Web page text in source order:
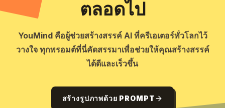
ตลอดไป
YouMind คือผู้ช่วยสร้างสรรค์ AI ที่ครีเอเตอร์ทั่วโลกไว้
วางใจ ทุกพรอมต์ที่นี่คัดสรรมาเพื่อช่วยให้คุณสร้างสรรค์
ได้ดีและเร็วขึ้น
สร้างรูปภาพด้วย PROMPT